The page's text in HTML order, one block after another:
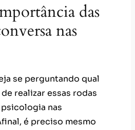
das
nas
se perguntando qual
realizar essas rodas
nas
é preciso mesmo